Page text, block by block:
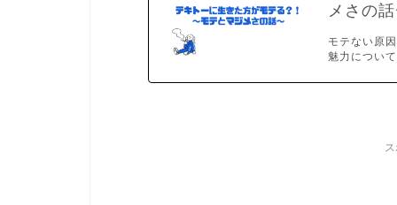
メさの
モテない原
魅力につい